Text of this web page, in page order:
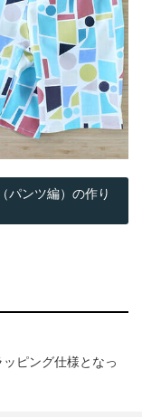
パンツ編）の作り
ピング仕様となっ